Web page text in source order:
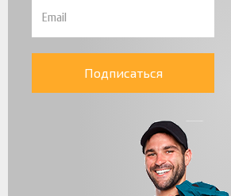
Подписаться